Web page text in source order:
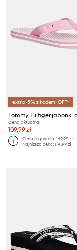
extra -5% z kodem: OFF*
Cena aktualna:
109,99 zł
Cena regularna:169,99 zł
Najniższa cena:114,99 zł